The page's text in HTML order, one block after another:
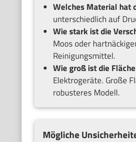
Welches Material hat
unterschiedlich auf
Wie stark ist die
Moos oder
Reinigungsmittel.
Wie groß ist die
Elektrogeräte. Große
robusteres Modell.
Mögliche